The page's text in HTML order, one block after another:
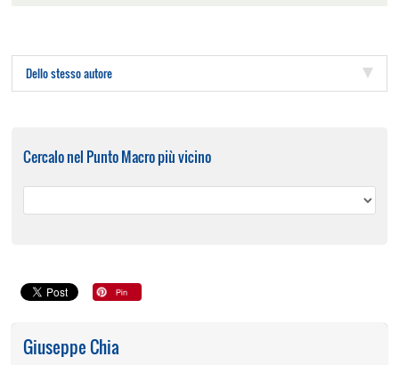
Dello stesso autore
Cercalo nel Punto Macro più vicino
Giuseppe Chia